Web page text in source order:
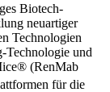
Biotech-
neuartiger
Technologien
Technologie und
(RenMab
für die